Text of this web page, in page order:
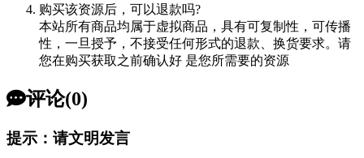
购买该资源后，可以退款吗?
本站所有商品均属于虚拟商品，具有可复制性，可传播
性，一旦授予，不接受任何形式的退款、换货要求。请
您在购买获取之前确认好 是您所需要的资源
评论(0)
提示：请文明发言